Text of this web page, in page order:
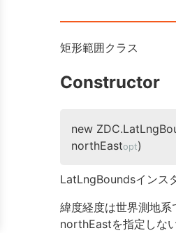
矩形範囲クラス
Constructor
new
northEastopt)
LatLngBoundsインス
緯度経度は世界測地系
northEastを指定しな